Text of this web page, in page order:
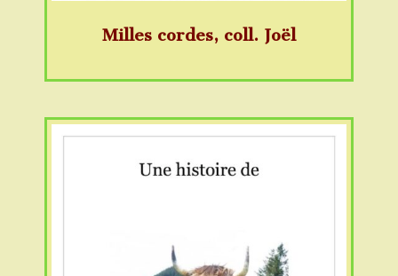
Milles cordes, coll. Joël